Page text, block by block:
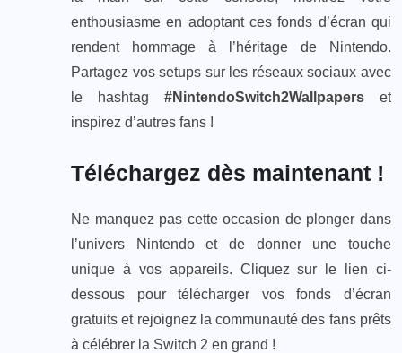
enthousiasme en adoptant ces fonds d’écran qui
rendent hommage à l’héritage de Nintendo.
Partagez vos setups sur les réseaux sociaux avec
le hashtag #NintendoSwitch2Wallpapers et
inspirez d’autres fans !
Téléchargez dès maintenant !
Ne manquez pas cette occasion de plonger dans
l’univers Nintendo et de donner une touche
unique à vos appareils. Cliquez sur le lien ci-
dessous pour télécharger vos fonds d’écran
gratuits et rejoignez la communauté des fans prêts
à célébrer la Switch 2 en grand !